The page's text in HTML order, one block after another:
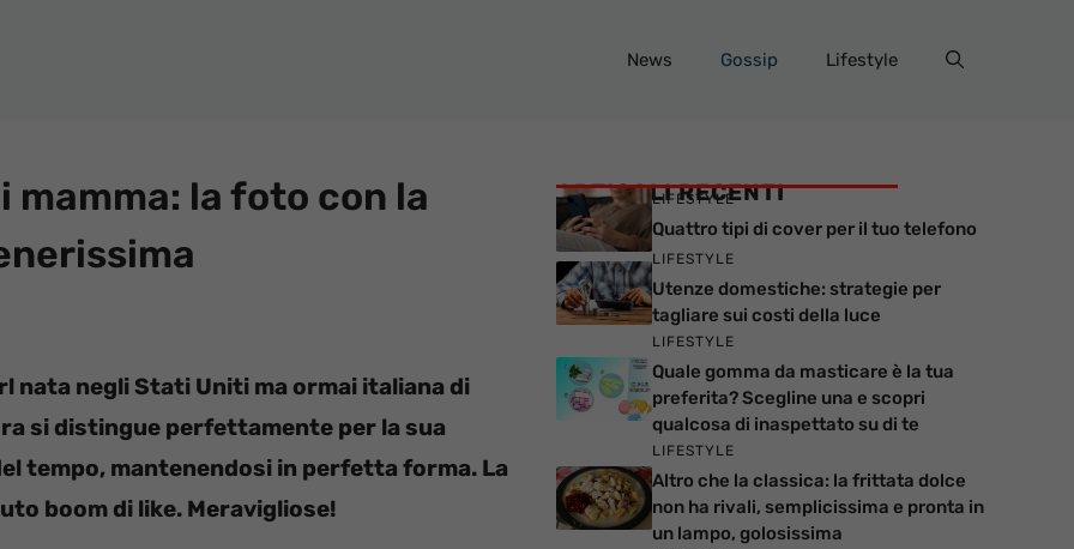
News Gossip Lifestyle
la foto con la
nata negli Stati Uniti ma ormai italiana di
si distingue perfettamente per la sua
tempo, mantenendosi in perfetta forma. La
boom di like. Meravigliose!
ARTICOLI RECENTI
LIFESTYLE
Quattro tipi di cover per il tuo telefono
LIFESTYLE
Utenze domestiche: strategie per
tagliare sui costi della luce
LIFESTYLE
Quale gomma da masticare è la tua
preferita? Scegline una e scopri
qualcosa di inaspettato su di te
LIFESTYLE
Altro che la classica: la frittata dolce
non ha rivali, semplicissima e pronta in
un lampo, golosissima